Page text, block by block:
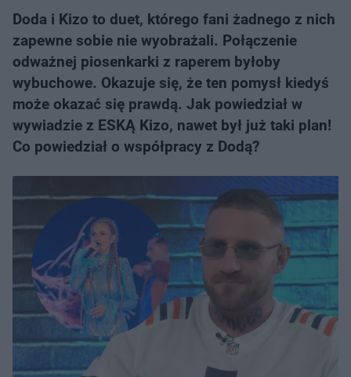
Doda i Kizo to duet, którego fani żadnego z nich
zapewne sobie nie wyobrażali. Połączenie
odważnej piosenkarki z raperem byłoby
wybuchowe. Okazuje się, że ten pomysł kiedyś
może okazać się prawdą. Jak powiedział w
wywiadzie z ESKĄ Kizo, nawet był już taki plan!
Co powiedział o współpracy z Dodą?